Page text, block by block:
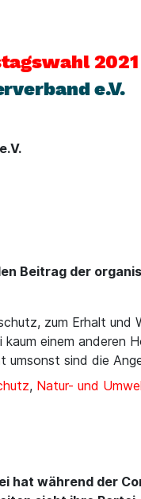
2021
e.V.
Beitrag der
zum Erhalt
kaum einem
umsonst sind die
, Natur- und
hat während der